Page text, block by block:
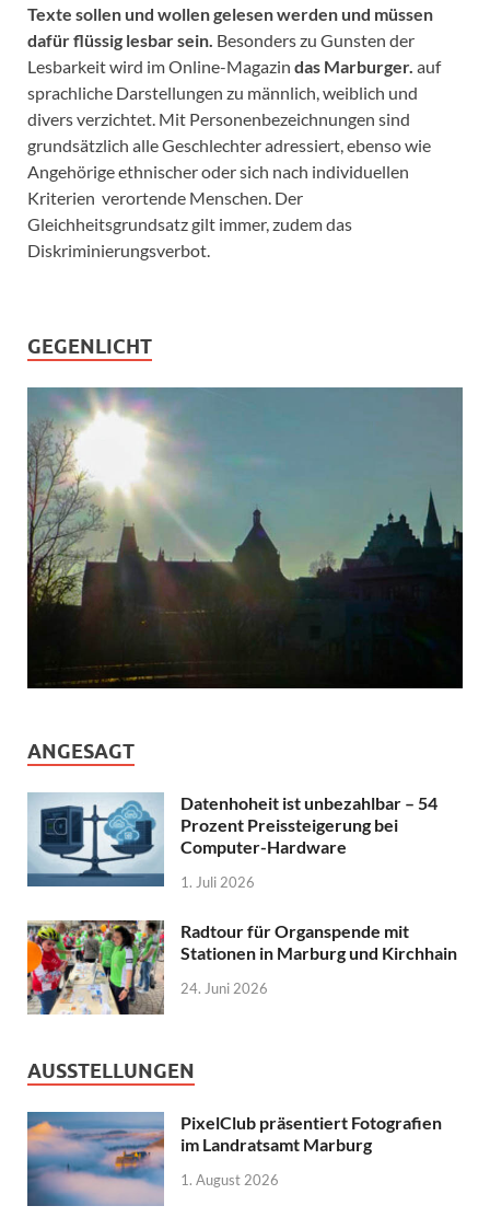
Texte sollen und wollen gelesen werden und müssen
dafür flüssig lesbar sein. Besonders zu Gunsten der
Lesbarkeit wird im Online-Magazin das Marburger. auf
sprachliche Darstellungen zu männlich, weiblich und
divers verzichtet. Mit Personenbezeichnungen sind
grundsätzlich alle Geschlechter adressiert, ebenso wie
Angehörige ethnischer oder sich nach individuellen
Kriterien verortende Menschen. Der
Gleichheitsgrundsatz gilt immer, zudem das
Diskriminierungsverbot.
GEGENLICHT
ANGESAGT
Datenhoheit ist unbezahlbar – 54
Prozent Preissteigerung bei
Computer-Hardware
1. Juli 2026
Radtour für Organspende mit
Stationen in Marburg und Kirchhain
24. Juni 2026
AUSSTELLUNGEN
PixelClub präsentiert Fotografien
im Landratsamt Marburg
1. August 2026